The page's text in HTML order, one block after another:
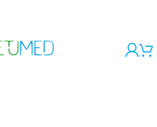
zu tanken und Energie